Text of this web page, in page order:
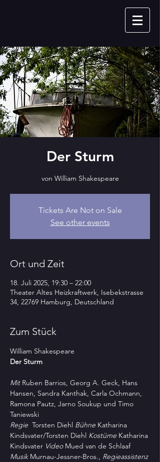
Der Sturm
von William Shakespeare
Tickets Are Not on Sale
See other events
Ort und Zeit
18. Juli 2025, 19:30 – 22:00
Theater Altes Heizkraftwerk, Isebekstrasse
34, 22769 Hamburg, Deutschland
Zum Stück
William Shakespeare
Der Sturm
Mit Ruben Barrios, Georg A. Geck, Hans
Hansen, Sandra Kanthak, Carla Ochmann,
Ramona Pautz, Jarno Soukup und Timo
Taniewski
Regie Torsten Diehl Bühne Katharina
Kindsvater/Torsten Diehl Kostüme Katharina
Kindsvater Video Mued van de Schlaaf
Musik Murnau-Jessner-Bros., Regieassistenz